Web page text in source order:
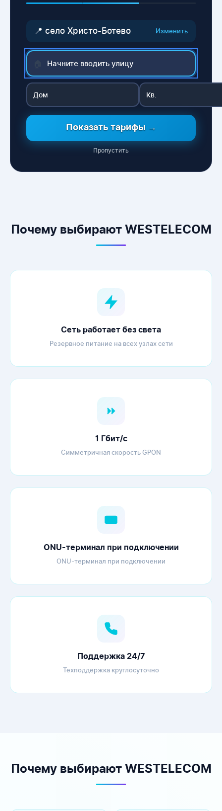
📍 село Христо-Ботево Изменить
Показать тарифы →
Пропустить
Почему выбирают WESTELECOM
Сеть работает без света
Резервное питание на всех узлах сети
1 Гбит/с
Симметричная скорость GPON
ONU-терминал при подключении
ONU-терминал при подключении
Поддержка 24/7
Техподдержка круглосуточно
Почему выбирают WESTELECOM